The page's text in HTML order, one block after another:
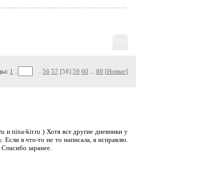
1 .. .. 56 57 [58] 59 60 ... 88 [Новые]
и nina-kir.ru ) Хотя все другие дневники у
я что-то не то написала, я исправлю.
заранее.